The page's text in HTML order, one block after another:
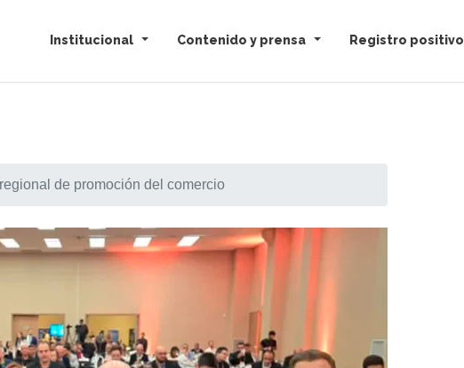
Institucional Contenido y prensa Registro positivo
de promoción del comercio